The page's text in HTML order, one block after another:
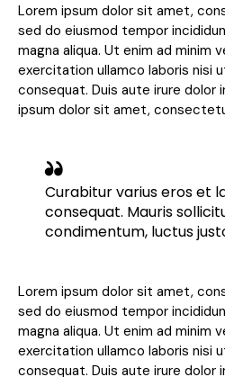
Lorem ipsum dolor sit amet,
sed do eiusmod tempor
magna aliqua. Ut enim ad minim
exercitation ullamco laboris nisi
consequat. Duis aute irure dolor
ipsum dolor sit amet,
Curabitur varius eros et
consequat. Mauris
condimentum, luctus
Lorem ipsum dolor sit amet,
sed do eiusmod tempor
magna aliqua. Ut enim ad minim
exercitation ullamco laboris nisi
consequat. Duis aute irure dolor